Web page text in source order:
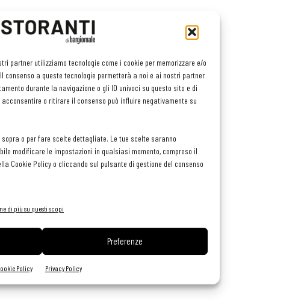
partner utilizziamo tecnologie come i cookie per memorizzare e/o
consenso a queste tecnologie permetterà a noi e ai nostri partner
durante la navigazione o gli ID univoci su questo sito e di
o ritirare il consenso può influire negativamente su
o per fare scelte dettagliate. Le tue scelte saranno
modificare le impostazioni in qualsiasi momento, compreso il
Cookie Policy o cliccando sul pulsante di gestione del consenso
di più su questi scopi
Preferenze
Policy Privacy Policy
ondare gli champignon, tagliare in
salare se non a fine cottura.
minuti sfumare con aceto di
5 min. in sequenze da un minuto
a finire i funghi trifolati e